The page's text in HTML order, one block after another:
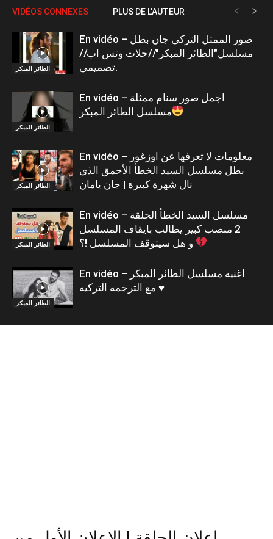
VIDÉOS CONNEXES PLUS DE L'AUTEUR
الطائر المبكر
En vidéo – صور الممثل التركي جان بطل
مسلسل"الطائر المبكر"//حلات وتس اب//
تصميمي.
الطائر المبكر
En vidéo – اجمل صور سنام ممثلة
مسلسل الطائر المبكر
الطائر المبكر
En vidéo – معلومات لا تعرفها عن اوزغور
بطل مسلسل السيد الخطأ الأحمق الذي
نال شهرة كبيرة | جان يامان
الطائر المبكر
En vidéo – مسلسل السيد الخطأ الحلقة
2 منصب كبير يطالب بايقاف المسلسل
و هل سيتوقف المسلسل !؟
الطائر المبكر
En vidéo – اغنيه مسلسل الطائر المبكر
مع الترجمه التركيه ♥️